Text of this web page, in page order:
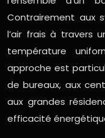
Contrairement aux
l’air frais à travers
température
approche est
de bureaux, aux
aux grandes
efficacité